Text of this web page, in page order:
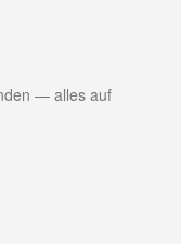
— alles auf